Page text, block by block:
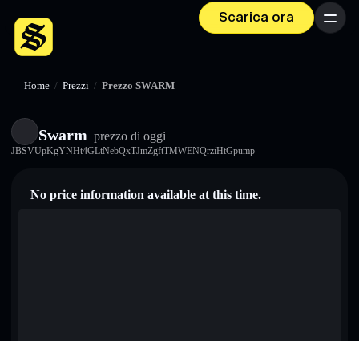
Scarica ora Menu
Home / Prezzi / Prezzo SWARM
Swarm prezzo di oggi
JBSVUpKgYNHt4GLtNebQxTJmZgftTMWENQrziHtGpump
No price information available at this time.